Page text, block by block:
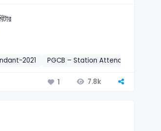
2021 PGCB – Station Attendant-2025
1 7.8k